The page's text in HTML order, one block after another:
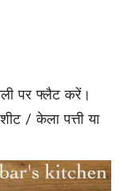
पर फ्लैट करें।
/ केला पत्ती या